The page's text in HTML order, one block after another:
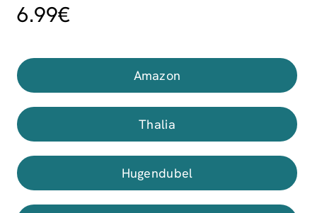
6.99€
Amazon
Thalia
Hugendubel